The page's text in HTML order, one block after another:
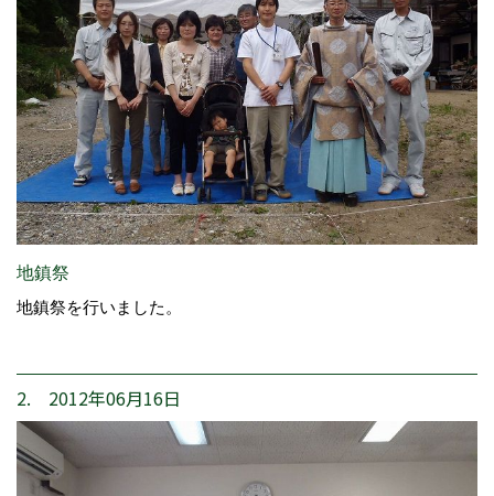
地鎮祭
地鎮祭を行いました。
2. 2012年06月16日